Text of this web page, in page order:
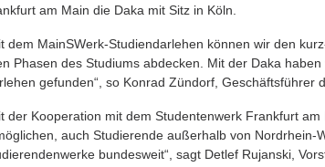
am Main die Daka mit Sitz in Köln.
dem MainSWerk-Studiendarlehen können wir den
Phasen des Studiums abdecken. Mit der Daka
gefunden“, so Konrad Zündorf, Geschäftsführer
der Kooperation mit dem Studentenwerk Frankfurt
auch Studierende außerhalb von
bundesweit“, sagt Detlef Rujanski,